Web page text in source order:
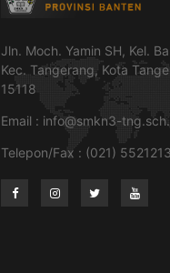
Jln. Moch. Yamin SH, Kel.
Kec. Tangerang, Kota
15118
Email : info@smkn3-
Telepon/Fax : (021) 5521213